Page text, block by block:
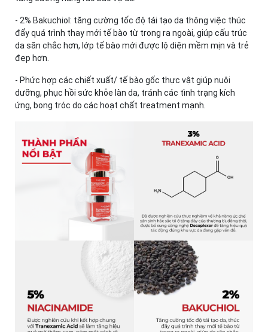
- 2% Bakuchiol: tăng cường tốc độ tái tạo da thông việc thúc
đẩy quá trình thay mới tế bào từ trong ra ngoài, giúp cấu trúc
da săn chắc hơn, lớp tế bào mới được lộ diện mềm mịn và trẻ
đẹp hơn.
- Phức hợp các chiết xuất/ tế bào gốc thực vật giúp nuôi
dưỡng, phục hồi sức khỏe làn da, tránh các tình trạng kích
ứng, bong tróc do các hoạt chất treatment mạnh.